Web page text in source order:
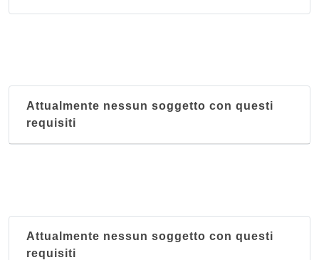
Attualmente nessun soggetto con questi
requisiti
Attualmente nessun soggetto con questi
requisiti